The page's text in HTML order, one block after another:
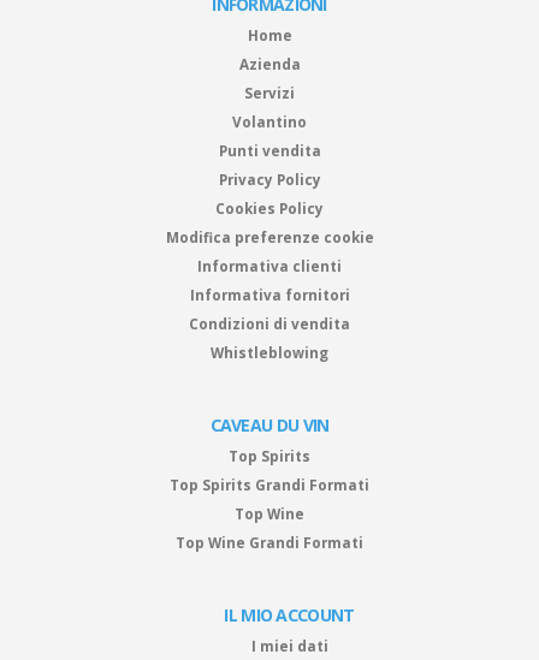
Home
Azienda
Servizi
Volantino
Punti vendita
Privacy Policy
Cookies Policy
Modifica preferenze cookie
Informativa clienti
Informativa fornitori
Condizioni di vendita
Whistleblowing
CAVEAU DU VIN
Top Spirits
Top Spirits Grandi Formati
Top Wine
Top Wine Grandi Formati
IL MIO ACCOUNT
I miei dati